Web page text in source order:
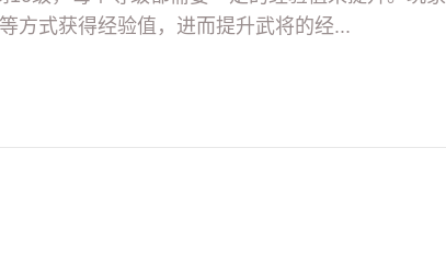
方式获得经验值，进而提升武将的经...